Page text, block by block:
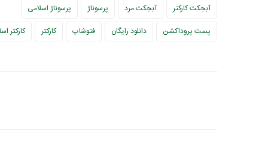
آبجکت کارکتر
آبجکت مرد پرسوناژ
پرسوناژ اسلامی
پست پروداکشن
دانلود رایگان فتوشاپ کارکتر کارکتر